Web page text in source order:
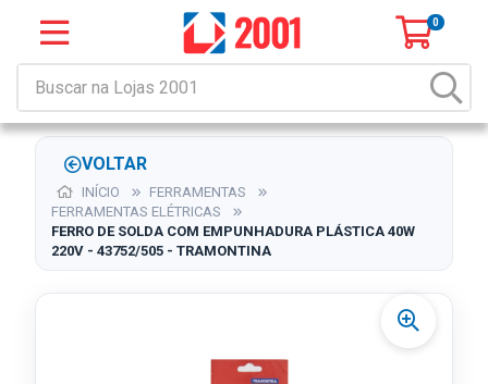
0
VOLTAR
INÍCIO
FERRAMENTAS
FERRAMENTAS ELÉTRICAS
FERRO DE SOLDA COM EMPUNHADURA PLÁSTICA 40W
220V - 43752/505 - TRAMONTINA